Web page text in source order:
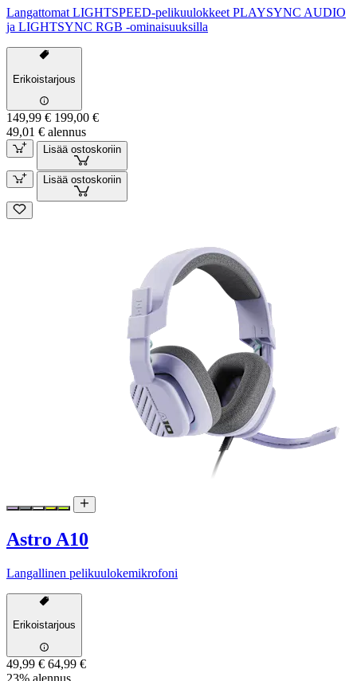
Langattomat LIGHTSPEED-pelikuulokkeet PLAYSYNC AUDIO
ja LIGHTSYNC RGB -ominaisuuksilla
Erikoistarjous
149,99 € 199,00 €
49,01 € alennus
Lisää ostoskoriin
Lisää ostoskoriin
Astro A10
Langallinen pelikuulokemikrofoni
Erikoistarjous
49,99 € 64,99 €
23% alennus